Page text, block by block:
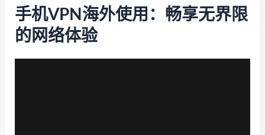
手机VPN海外使用：畅享无界限
的网络体验